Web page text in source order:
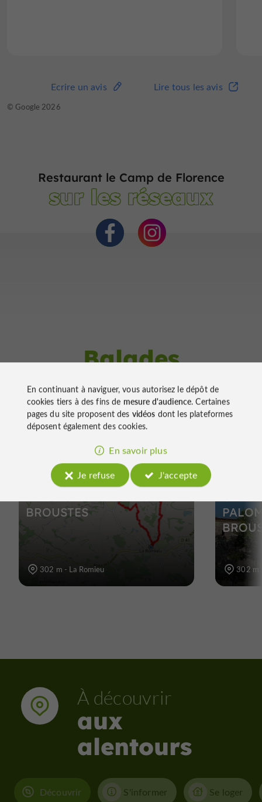
Lire tous les avis
Ecrire un avis
© Google 2026
Restaurant le Camp de Florence
sur les réseaux
Balades
à proximité
BROUSTES
Marche à pied
302 m - La Romieu 302 m
À découvrir
aux
alentours
Découvrir S'informer Se loger
En continuant à naviguer, vous autorisez le dépôt de
cookies tiers à des fins de mesure d'audience. Certaines
pages du site proposent des vidéos dont les plateformes
déposent également des cookies.
En savoir plus
Je refuse
J'accepte